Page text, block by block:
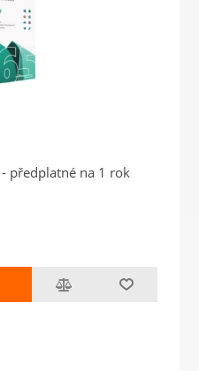
předplatné na 1 rok